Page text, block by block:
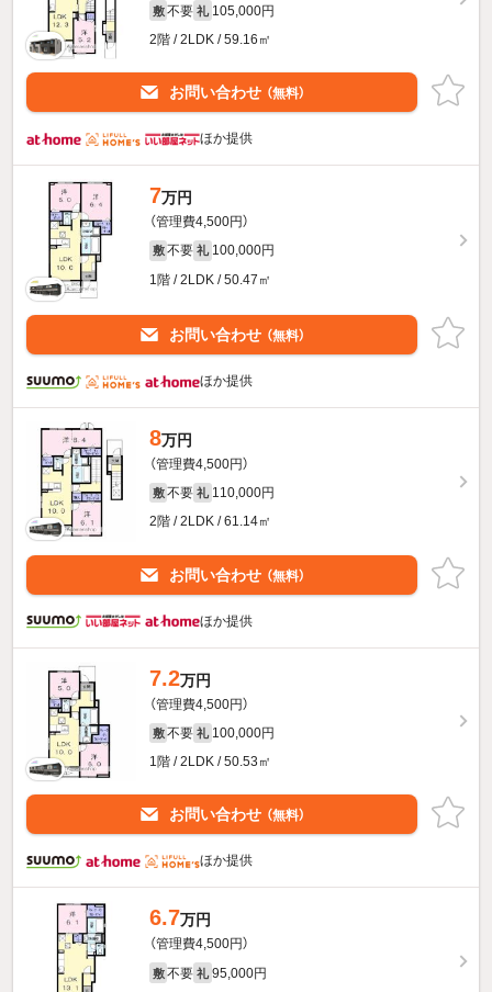
敷 不要 礼 105,000円
2階 / 2LDK / 59.16㎡
お問い合わせ （無料）
ほか提供
7万円
（管理費4,500円）
敷 不要 礼 100,000円
1階 / 2LDK / 50.47㎡
お問い合わせ （無料）
ほか提供
8万円
（管理費4,500円）
敷 不要 礼 110,000円
2階 / 2LDK / 61.14㎡
お問い合わせ （無料）
ほか提供
7.2万円
（管理費4,500円）
敷 不要 礼 100,000円
1階 / 2LDK / 50.53㎡
お問い合わせ （無料）
ほか提供
6.7万円
（管理費4,500円）
敷 不要 礼 95,000円